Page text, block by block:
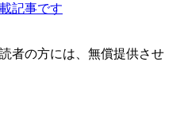
記事です
読者の方には、無償提供させ